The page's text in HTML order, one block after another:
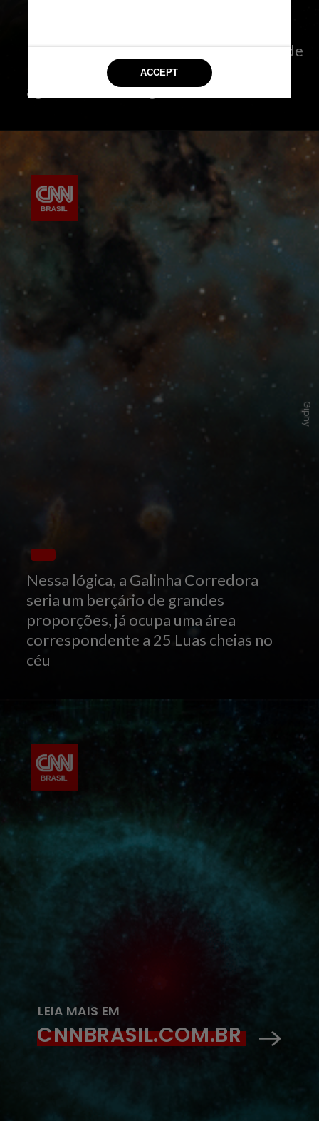
Nebulosas são tidas como grandes
berçários de estrelas, já que acumulam
poeira cósmica e hidrogênio oriundos de
restos de estrelas que podem se
aglutinar e dar origem a novas
Nessa lógica, a Galinha Corredora
seria um berçário de grandes
proporções, já ocupa uma área
correspondente a 25 Luas cheias no
céu
Giphy
LEIA MAIS EM
CNNBRASIL.COM.BR